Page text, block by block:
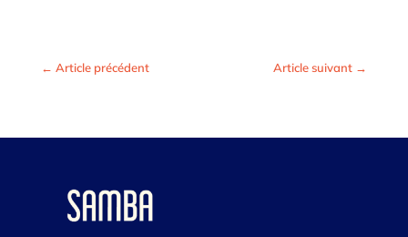
← Article précédent Article suivant →